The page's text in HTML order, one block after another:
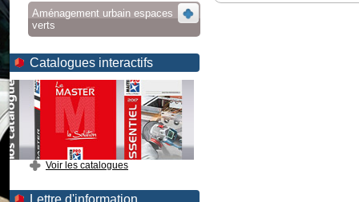
Aménagement urbain espaces
verts
Catalogues interactifs
Voir les catalogues
Lettre d'information